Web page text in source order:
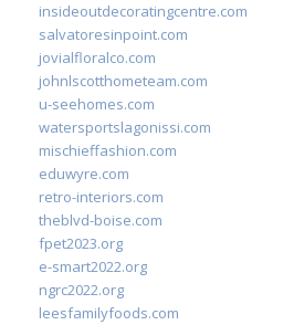
insideoutdecoratingcentre.com
salvatoresinpoint.com
jovialfloralco.com
johnlscotthometeam.com
u-seehomes.com
watersportslagonissi.com
mischieffashion.com
eduwyre.com
retro-interiors.com
theblvd-boise.com
fpet2023.org
e-smart2022.org
ngrc2022.org
leesfamilyfoods.com